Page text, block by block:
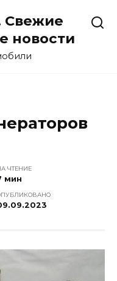
Свежие
новости
ЧТЕНИЕ
мин